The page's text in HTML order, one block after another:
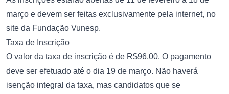
março e devem ser feitas exclusivamente pela internet, no
site da Fundação Vunesp.
Taxa de Inscrição
O valor da taxa de inscrição é de R$96,00. O pagamento
deve ser efetuado até o dia 19 de março. Não haverá
isenção integral da taxa, mas candidatos que se